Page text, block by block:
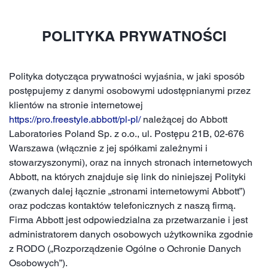
POLITYKA PRYWATNOŚCI
Polityka dotycząca prywatności wyjaśnia, w jaki sposób
postępujemy z danymi osobowymi udostępnianymi przez
klientów na stronie internetowej
https://pro.freestyle.abbott/pl-pl/należącej do Abbott
Laboratories Poland Sp. z o.o., ul. Postępu 21B, 02-676
Warszawa (włącznie z jej spółkami zależnymi i
stowarzyszonymi), oraz na innych stronach internetowych
Abbott, na których znajduje się link do niniejszej Polityki
(zwanych dalej łącznie „stronami internetowymi Abbott”)
oraz podczas kontaktów telefonicznych z naszą firmą.
Firma Abbott jest odpowiedzialna za przetwarzanie i jest
administratorem danych osobowych użytkownika zgodnie
z RODO („Rozporządzenie Ogólne o Ochronie Danych
Osobowych”).